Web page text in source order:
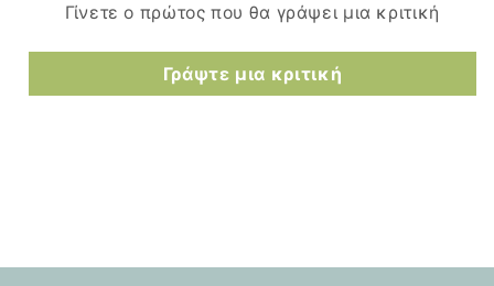
Γίνετε ο πρώτος που θα γράψει μια κριτική
Γράψτε μια κριτική